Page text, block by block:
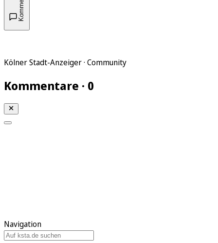
Kölner Stadt-Anzeiger · Community
Kommentare · 0
Navigation